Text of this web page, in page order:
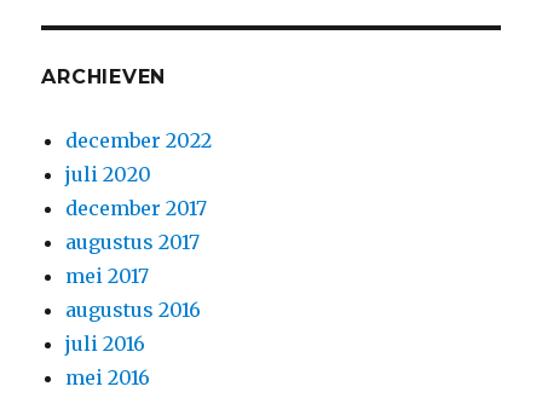
ARCHIEVEN
december 2022
juli 2020
december 2017
augustus 2017
mei 2017
augustus 2016
juli 2016
mei 2016